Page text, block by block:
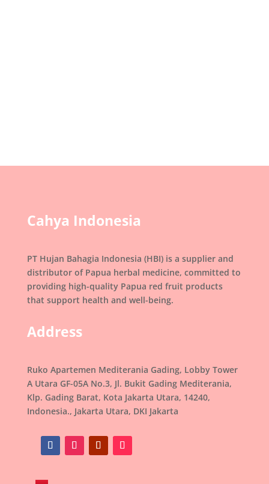
Cahya Indonesia
PT Hujan Bahagia Indonesia (HBI) is a supplier and
distributor of Papua herbal medicine, committed to
providing high-quality Papua red fruit products
that support health and well-being.
Address
Ruko Apartemen Mediterania Gading, Lobby Tower
A Utara GF-05A No.3, Jl. Bukit Gading Mediterania,
Klp. Gading Barat, Kota Jakarta Utara, 14240,
Indonesia., Jakarta Utara, DKI Jakarta